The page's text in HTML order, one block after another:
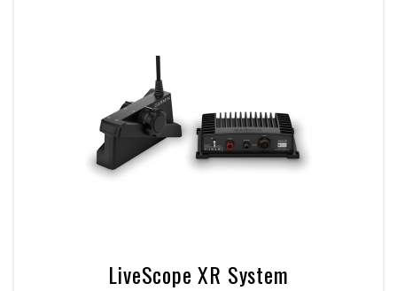
LiveScope XR System